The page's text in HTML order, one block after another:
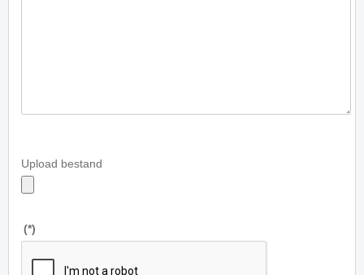
Upload bestand
(*)